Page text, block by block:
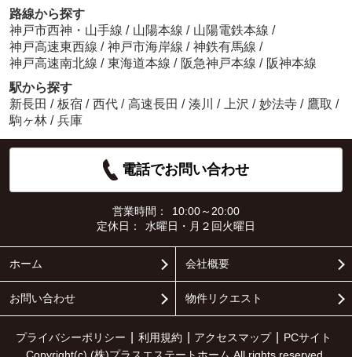
路線から探す
神戸市西神・山手線 / 山陽本線 / 山陽電鉄本線 /
神戸高速東西線 / 神戸市海岸線 / 神鉄有馬線 /
神戸高速南北線 / 東海道本線 / 阪急神戸本線 / 阪神本線
駅から探す
新長田 / 板宿 / 西代 / 高速長田 / 湊川 / 上沢 / 妙法寺 / 鷹取 /
駒ヶ林 / 兵庫
電話でお問い合わせ
営業時間：
10:00～20:00
定休日：
水曜日・月２回火曜日
ホーム 会社概要
お問い合わせ 物件リクエスト
プライバシーポリシー 利用規約 アクセスマップ
PCサイト